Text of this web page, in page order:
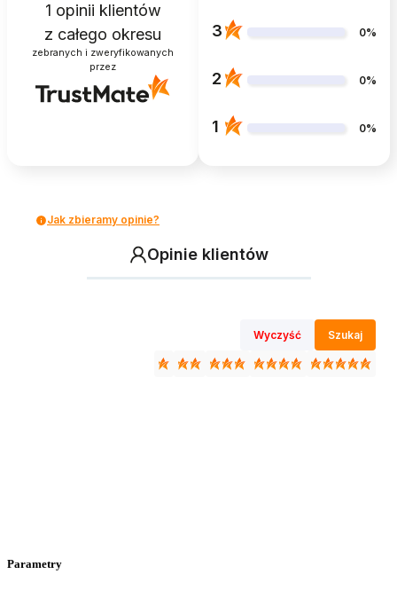
1 opinii klientów
z całego okresu
zebranych i zweryfikowanych
przez
3 0%
2 0%
1 0%
Jak zbieramy opinie?
Opinie klientów
Wyczyść Szukaj
Parametry